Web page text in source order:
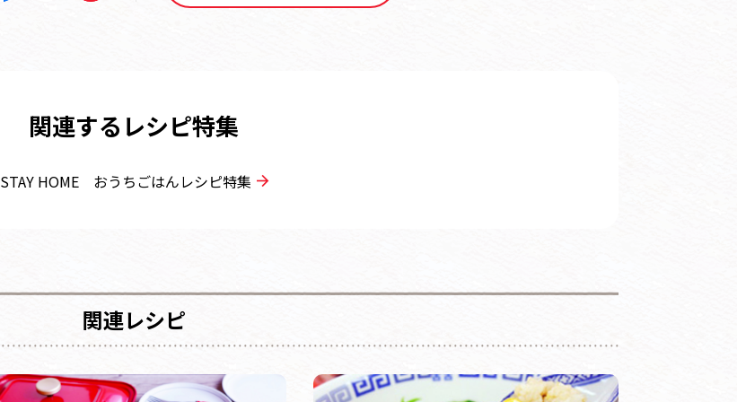
関連するレシピ特集
STAY HOME おうちごはんレシピ特集
関連レシピ